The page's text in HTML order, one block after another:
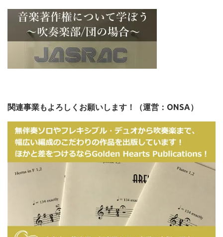
関連事業もよろしくお願いします！（運営：ONSA）